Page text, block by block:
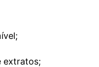
extratos;